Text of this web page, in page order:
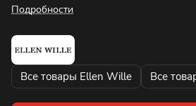
Подробности
Все товары Ellen Wille Все